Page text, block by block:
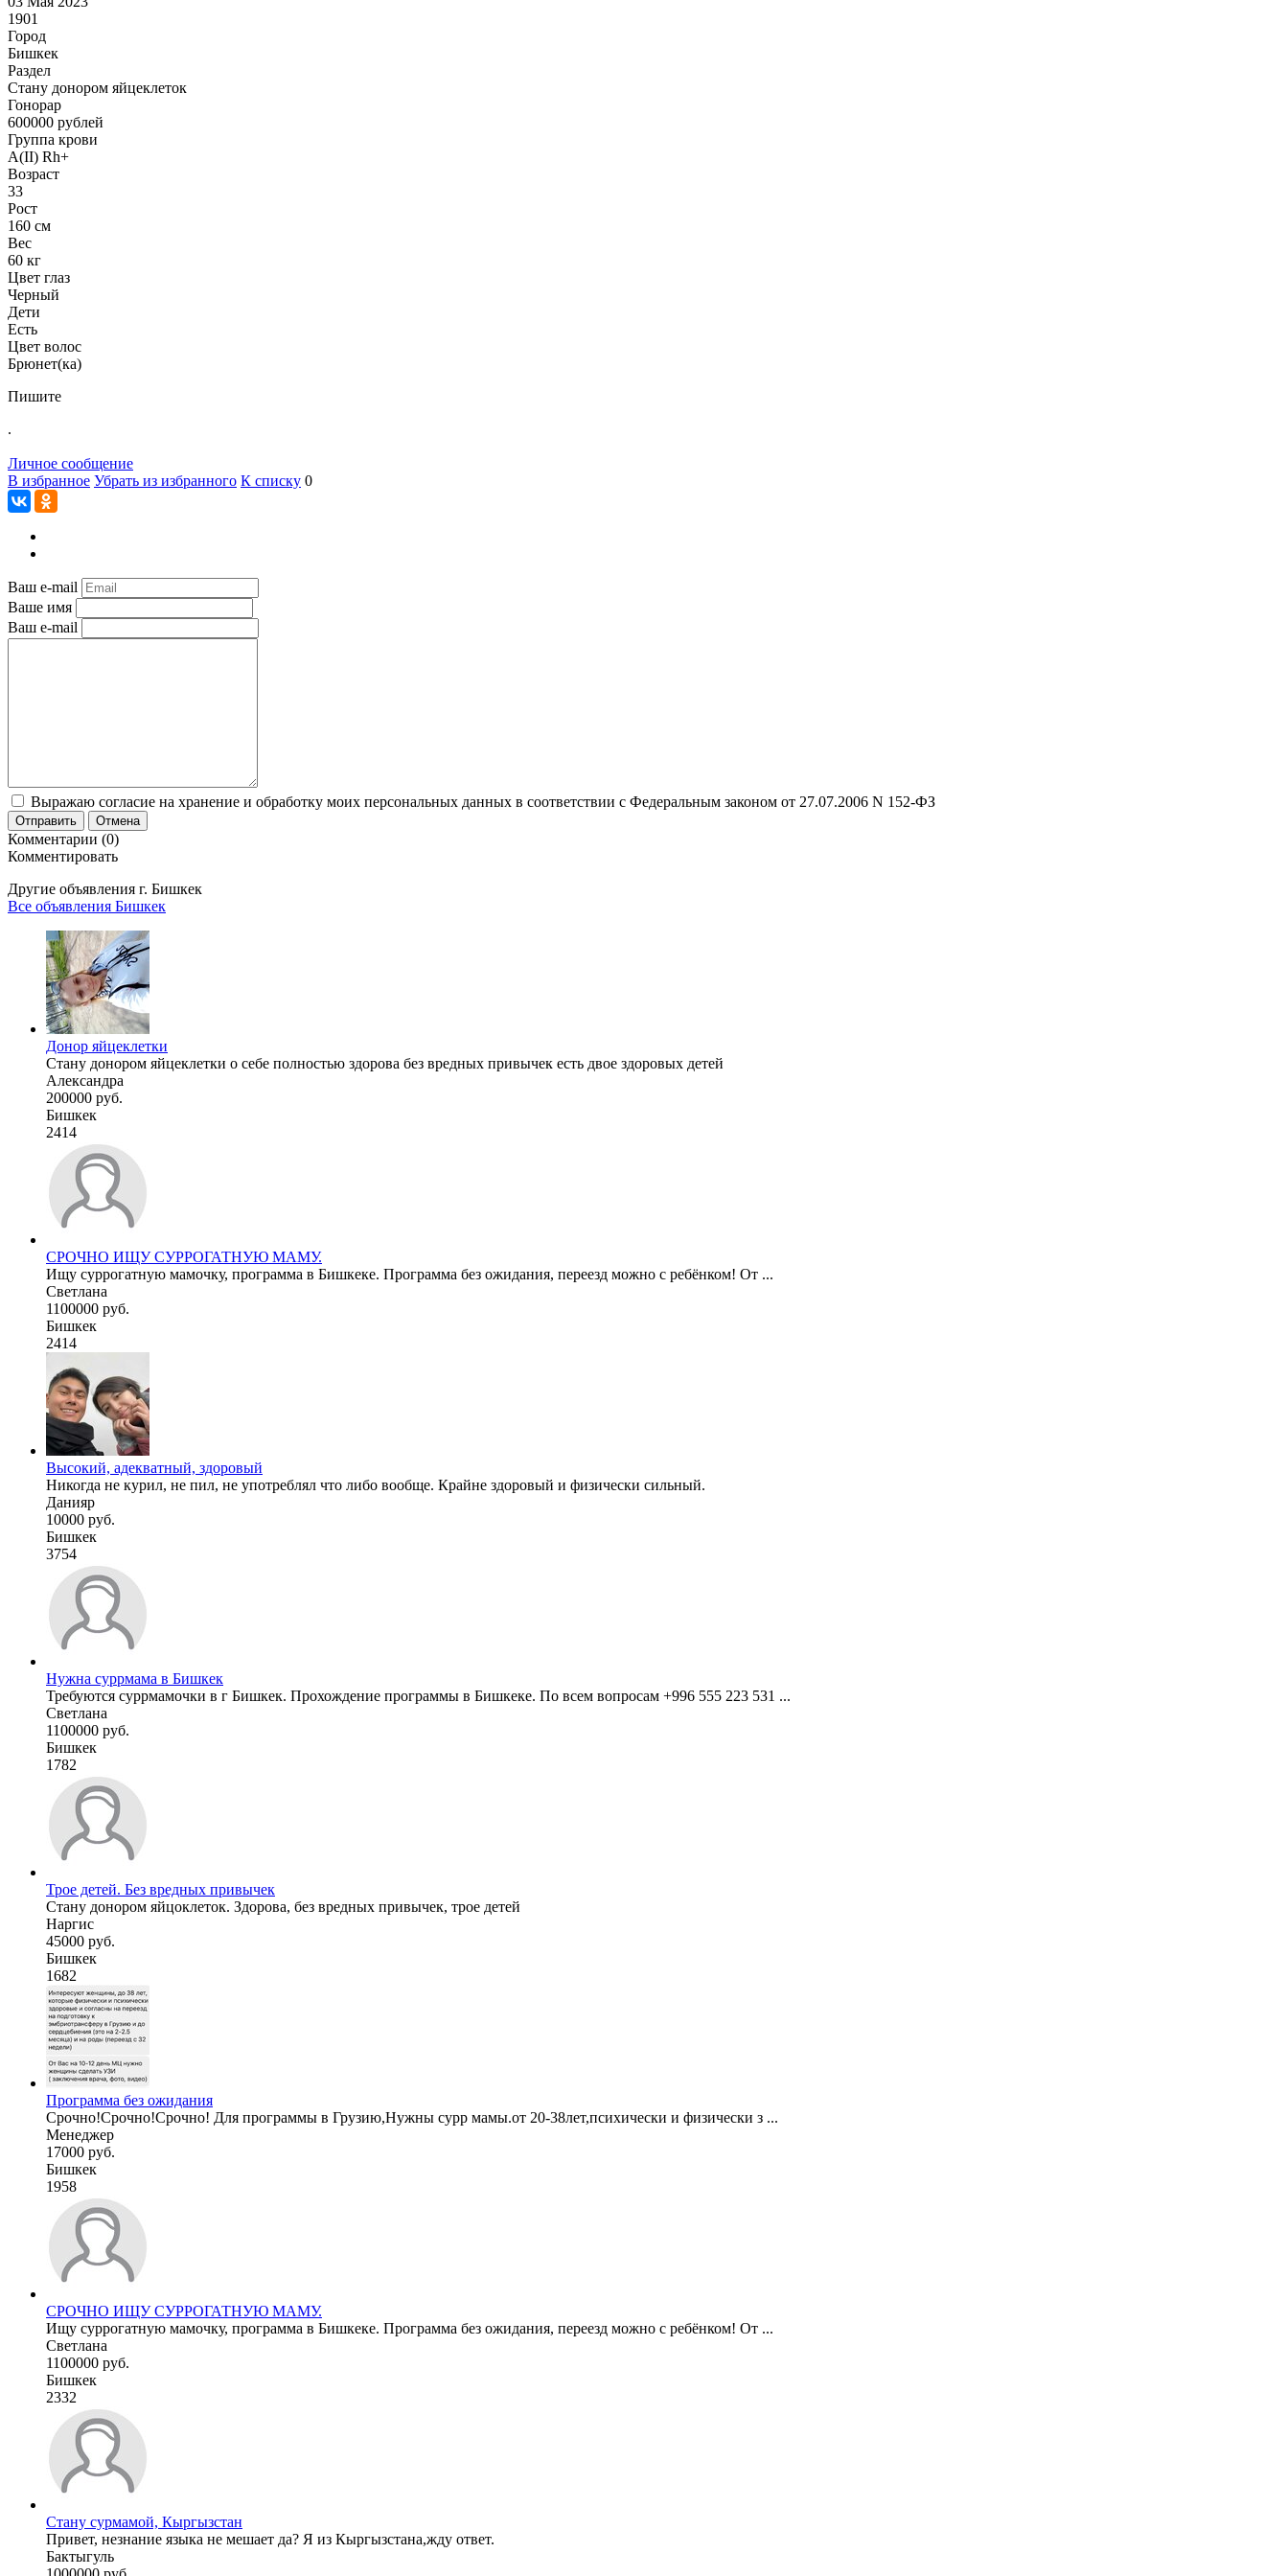
1901
Город
Бишкек
Раздел
Стану донором яйцеклеток
Гонoрар
600000 рублей
Группа крови
A(II) Rh+
Возраст
33
Рост
160 см
Вес
60 кг
Цвет глаз
Черный
Дети
Есть
Цвет волос
Брюнет(ка)
Пишите
.
Личное сообщение
В избранное Убрать из избранного К списку 0
Ваш e-mail
Ваше имя
Ваш e-mail
Выражаю согласие на хранение и обработку моих персональных данных в соответствии с Федеральным законом от 27.07.2006 N 152-ФЗ
Отправить Отмена
Комментарии (0)
Комментировать
Другие объявления г. Бишкек
Все объявления Бишкек
Донор яйцеклетки
Стану донором яйцеклетки о себе полностью здорова без вредных привычек есть двое здоровых детей
Александра
200000 руб.
Бишкек
2414
СРОЧНО ИЩУ СУРРОГАТНУЮ МАМУ.
Ищу суррогатную мамочку, программа в Бишкеке. Программа без ожидания, переезд можно с ребёнком! От ...
Светлана
1100000 руб.
Бишкек
2414
Высокий, адекватный, здоровый
Никогда не курил, не пил, не употреблял что либо вообще. Крайне здоровый и физически сильный.
Данияр
10000 руб.
Бишкек
3754
Нужна суррмама в Бишкек
Требуются суррмамочки в г Бишкек. Прохождение программы в Бишкеке. По всем вопросам +996 555 223 531 ...
Светлана
1100000 руб.
Бишкек
1782
Трое детей. Без вредных привычек
Стану донором яйцоклеток. Здорова, без вредных привычек, трое детей
Наргис
45000 руб.
Бишкек
1682
Программа без ожидания
Срочно!Срочно!Срочно! Для программы в Грузию,Нужны сурр мамы.от 20-38лет,психически и физически з ...
Менеджер
17000 руб.
Бишкек
1958
СРОЧНО ИЩУ СУРРОГАТНУЮ МАМУ.
Ищу суррогатную мамочку, программа в Бишкеке. Программа без ожидания, переезд можно с ребёнком! От ...
Светлана
1100000 руб.
Бишкек
2332
Стану сурмамой, Кыргызстан
Привет, незнание языка не мешает да? Я из Кыргызстана,жду ответ.
Бактыгуль